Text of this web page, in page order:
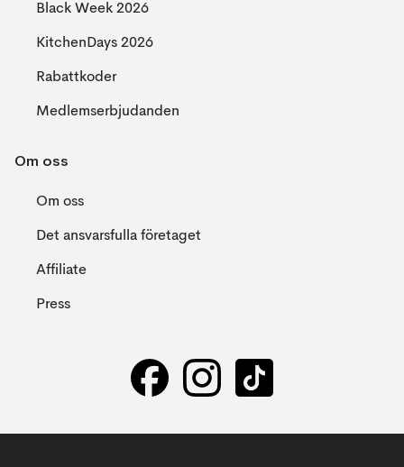
Black Week 2026
KitchenDays 2026
Rabattkoder
Medlemserbjudanden
Om oss
Om oss
Det ansvarsfulla företaget
Affiliate
Press